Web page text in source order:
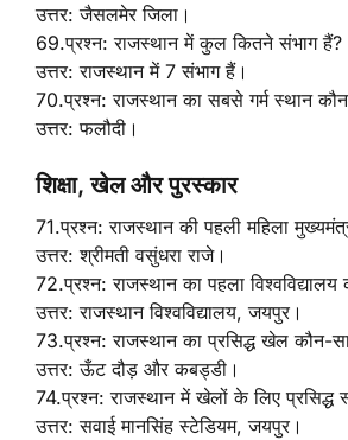
उत्तर: जैसलमेर जिला।
69.प्रश्न: राजस्थान में कुल कितने संभाग हैं?
उत्तर: राजस्थान में 7 संभाग हैं।
70.प्रश्न: राजस्थान का सबसे गर्म स्थान
उत्तर: फलौदी।
शिक्षा, खेल और पुरस्कार
71.प्रश्न: राजस्थान की पहली महिला
उत्तर: श्रीमती वसुंधरा राजे।
72.प्रश्न: राजस्थान का पहला
उत्तर: राजस्थान विश्वविद्यालय, जयपुर।
73.प्रश्न: राजस्थान का प्रसिद्ध खेल कौन-
उत्तर: ऊँट दौड़ और कबड्डी।
74.प्रश्न: राजस्थान में खेलों के लिए प्रसिद्ध
उत्तर: सवाई मानसिंह स्टेडियम, जयपुर।